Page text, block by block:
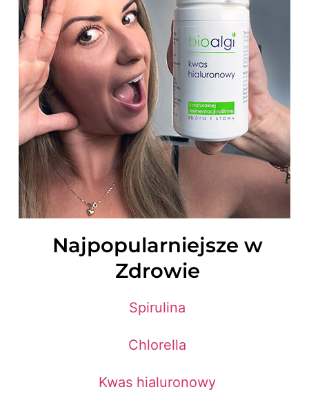
Najpopularniejsze w
Zdrowie
Spirulina
Chlorella
Kwas hialuronowy